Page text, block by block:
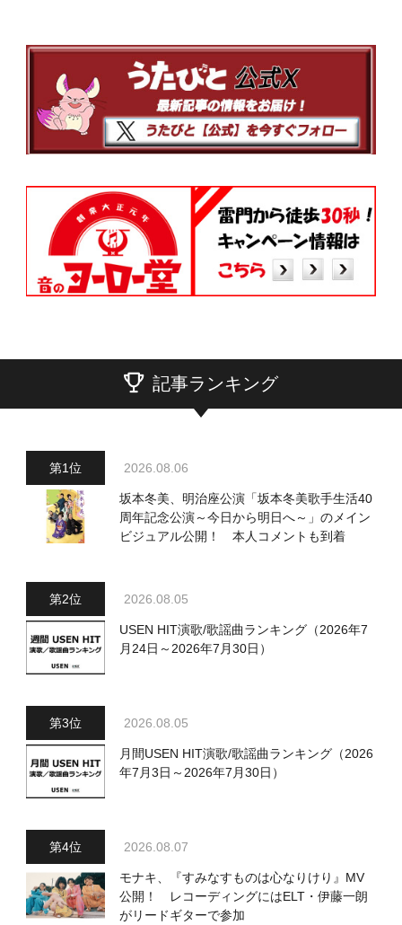
記事ランキング
2026.08.06
坂本冬美、明治座公演「坂本冬美歌手生活40
周年記念公演～今日から明日へ～」のメイン
ビジュアル公開！ 本人コメントも到着
2026.08.05
USEN HIT演歌/歌謡曲ランキング（2026年7
月24日～2026年7月30日）
2026.08.05
月間USEN HIT演歌/歌謡曲ランキング（2026
年7月3日～2026年7月30日）
2026.08.07
モナキ、『すみなすものは心なりけり』MV
公開！ レコーディングにはELT・伊藤一朗
がリードギターで参加